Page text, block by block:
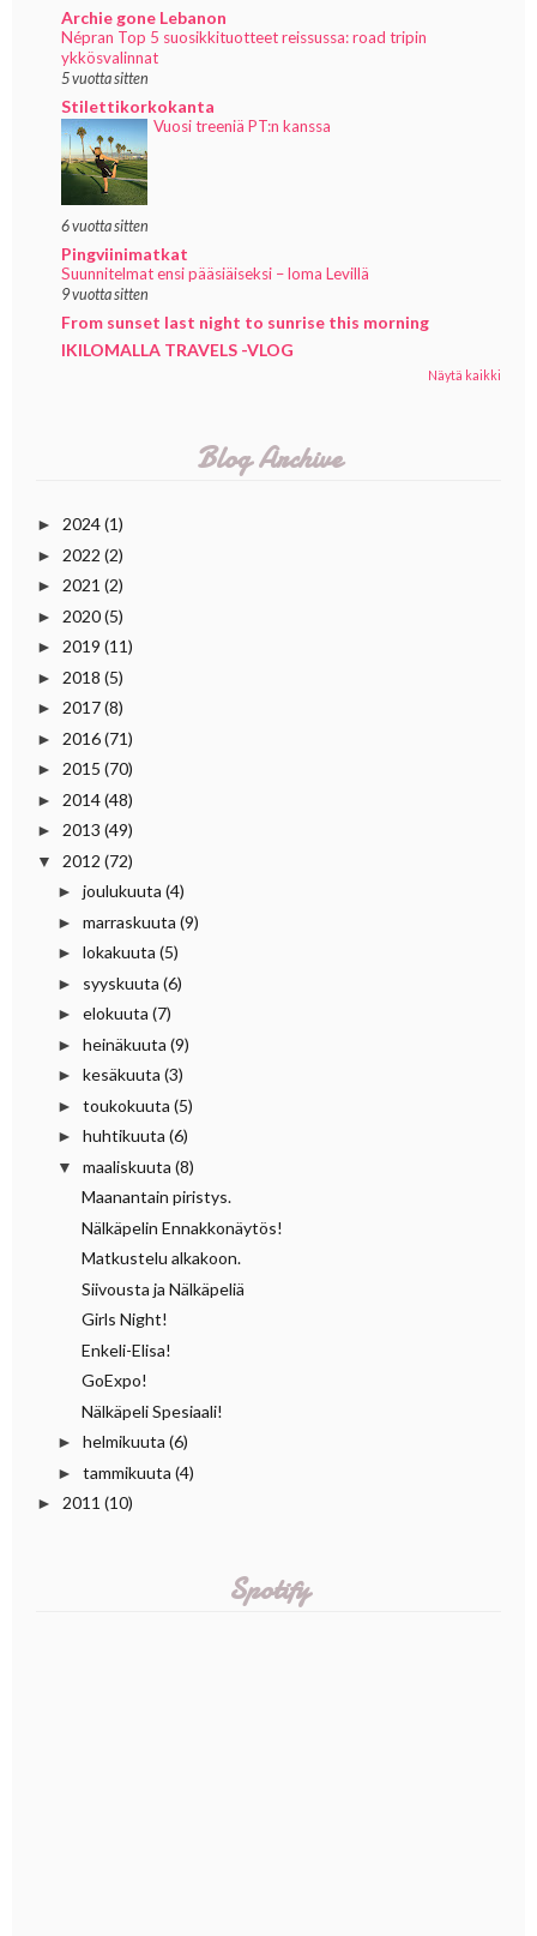
Archie gone Lebanon
Népran Top 5 suosikkituotteet reissussa: road tripin
ykkösvalinnat
5 vuotta sitten
Stilettikorkokanta
Vuosi treeniä PT:n kanssa
6 vuotta sitten
Pingviinimatkat
Suunnitelmat ensi pääsiäiseksi – loma Levillä
9 vuotta sitten
From sunset last night to sunrise this morning
IKILOMALLA TRAVELS -VLOG
Näytä kaikki
Blog Archive
► 2024(1)
► 2022 (2)
► 2021 (2)
► 2020(5)
► 2019 (11)
► 2018 (5)
► 2017(8)
► 2016(71)
► 2015 (70)
► 2014(48)
► 2013 (49)
▼ 2012 (72)
► joulukuuta (4)
► marraskuuta (9)
► lokakuuta (5)
► syyskuuta (6)
► elokuuta (7)
► heinäkuuta (9)
► kesäkuuta (3)
► toukokuuta (5)
► huhtikuuta (6)
▼ maaliskuuta (8)
Maanantain piristys.
Nälkäpelin Ennakkonäytös!
Matkustelu alkakoon.
Siivousta ja Nälkäpeliä
Girls Night!
Enkeli-Elisa!
GoExpo!
Nälkäpeli Spesiaali!
► helmikuuta (6)
► tammikuuta (4)
► 2011 (10)
Spotify